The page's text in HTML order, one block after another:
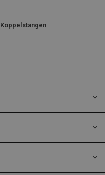
Koppelstangen